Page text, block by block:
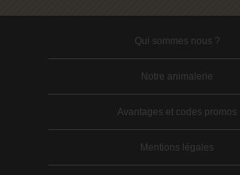
Qui sommes nous ?
Notre animalerie
Avantages et codes promos
Mentions légales